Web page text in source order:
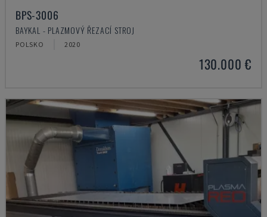
BPS-3006
BAYKAL - PLAZMOVÝ ŘEZACÍ STROJ
POLSKO 2020
130.000 €